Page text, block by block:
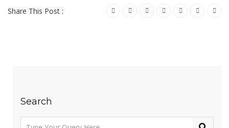
Share This Post :
Search